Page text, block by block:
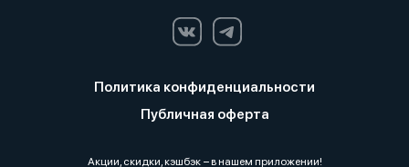
Политика конфиденциальности
Публичная оферта
Акции, скидки, кэшбэк − в нашем приложении!